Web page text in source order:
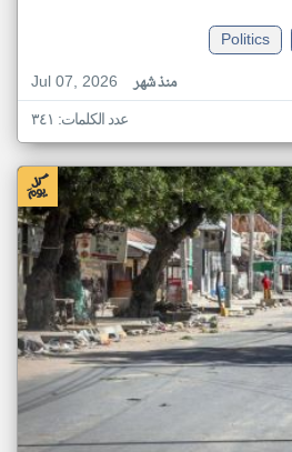
Politics
Jul 07, 2026
منذ شهر
عدد الكلمات: ٣٤١